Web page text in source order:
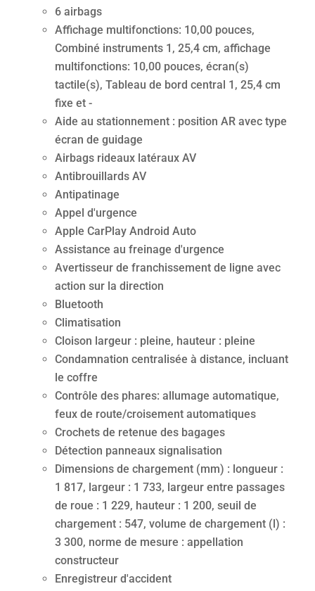
6 airbags
Affichage multifonctions: 10,00 pouces,
Combiné instruments 1, 25,4 cm, affichage
multifonctions: 10,00 pouces, écran(s)
tactile(s), Tableau de bord central 1, 25,4 cm
fixe et -
Aide au stationnement : position AR avec type
écran de guidage
Airbags rideaux latéraux AV
Antibrouillards AV
Antipatinage
Appel d'urgence
Apple CarPlay Android Auto
Assistance au freinage d'urgence
Avertisseur de franchissement de ligne avec
action sur la direction
Bluetooth
Climatisation
Cloison largeur : pleine, hauteur : pleine
Condamnation centralisée à distance, incluant
le coffre
Contrôle des phares: allumage automatique,
feux de route/croisement automatiques
Crochets de retenue des bagages
Détection panneaux signalisation
Dimensions de chargement (mm) : longueur :
1 817, largeur : 1 733, largeur entre passages
de roue : 1 229, hauteur : 1 200, seuil de
chargement : 547, volume de chargement (l) :
3 300, norme de mesure : appellation
constructeur
Enregistreur d'accident